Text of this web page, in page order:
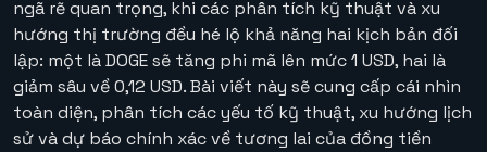
ngã rẽ quan trọng, khi các phân tích kỹ thuật và xu
hướng thị trường đều hé lộ khả năng hai kịch bản đối
lập: một là DOGE sẽ tăng phi mã lên mức 1 USD, hai là
giảm sâu về 0,12 USD. Bài viết này sẽ cung cấp cái nhìn
toàn diện, phân tích các yếu tố kỹ thuật, xu hướng lịch
sử và dự báo chính xác về tương lai của đồng tiền